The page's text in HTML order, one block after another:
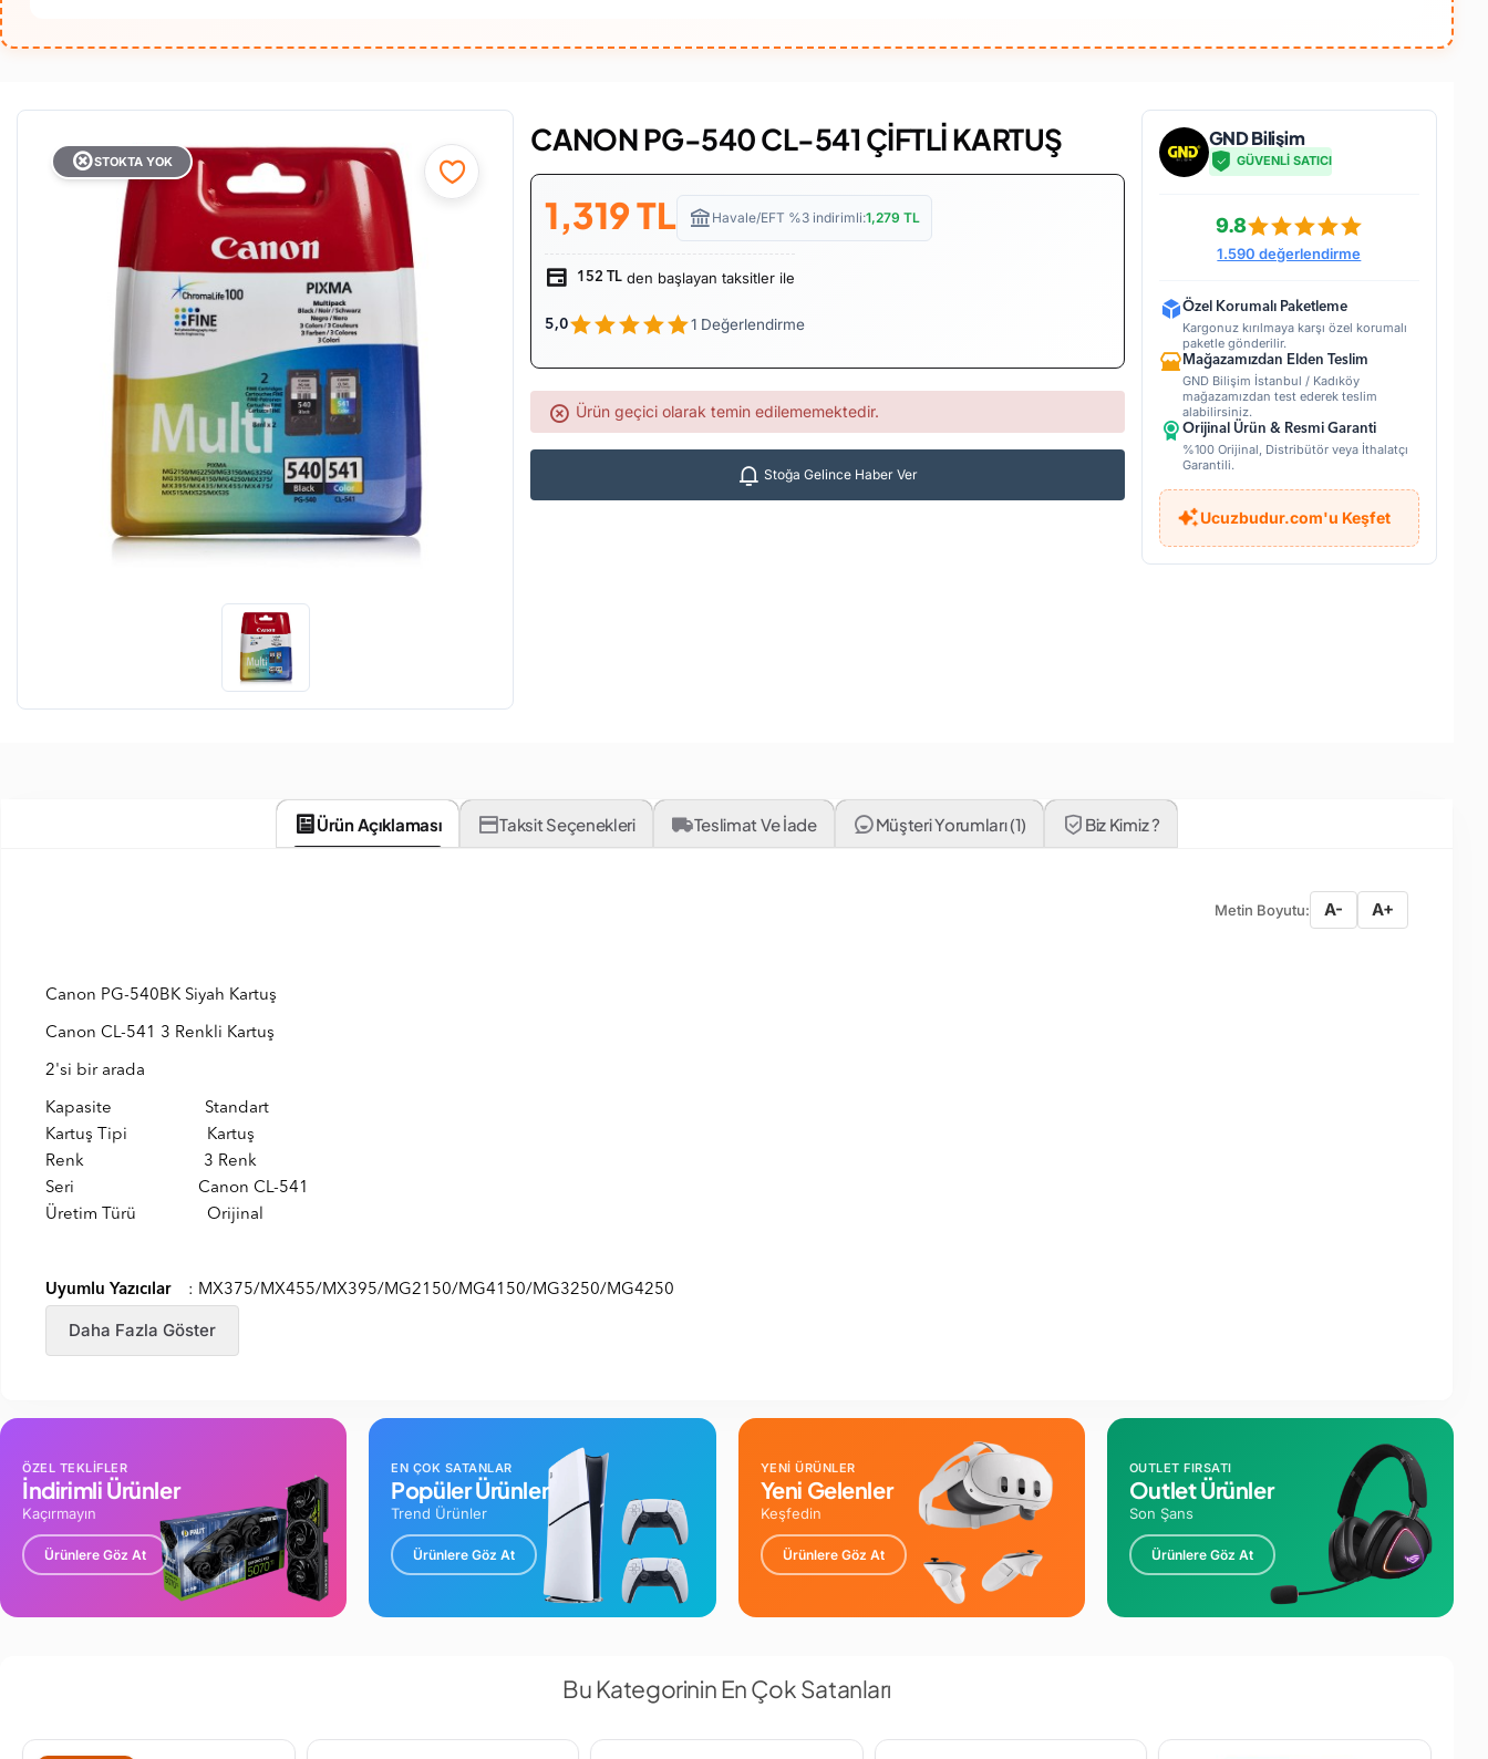
STOKTA YOK
CANON PG-540 CL-541 ÇİFTLİ KARTUŞ
1,319TL Havale/EFT %3 indirimli:1,279 TL
152 TL den başlayan taksitler ile
5,0 1 Değerlendirme
Ürün geçici olarak temin edilememektedir.
Stoğa Gelince Haber Ver
GND Bilişim
GÜVENLİ SATICI
9.8
1.590 değerlendirme
Özel Korumalı Paketleme
Kargonuz kırılmaya karşı özel korumalı
paketle gönderilir.
Mağazamızdan Elden Teslim
GND Bilişim İstanbul / Kadıköy
mağazamızdan test ederek teslim
alabilirsiniz.
Orijinal Ürün & Resmi Garanti
%100 Orijinal, Distribütör veya İthalatçı
Garantili.
Ucuzbudur.com'u Keşfet
Ürün Açıklaması Taksit Seçenekleri Teslimat Ve İade Müşteri Yorumları (1) Biz Kimiz ?
Metin Boyutu: A- A+
Canon PG-540BK Siyah Kartuş
Canon CL-541 3 Renkli Kartuş
2'si bir arada
Kapasite Standart
Kartuş Tipi Kartuş
Renk 3 Renk
Seri Canon CL-541
Üretim Türü Orijinal
Uyumlu Yazıcılar: MX375/MX455/MX395/MG2150/MG4150/MG3250/MG4250
Daha Fazla Göster
ÖZEL TEKLİFLER
İndirimli Ürünler
Kaçırmayın
Ürünlere Göz At
EN ÇOK SATANLAR
Popüler Ürünler
Trend Ürünler
Ürünlere Göz At
YENİ ÜRÜNLER
Yeni Gelenler
Keşfedin
Ürünlere Göz At
OUTLET FIRSATI
Outlet Ürünler
Son Şans
Ürünlere Göz At
Bu Kategorinin En Çok Satanları